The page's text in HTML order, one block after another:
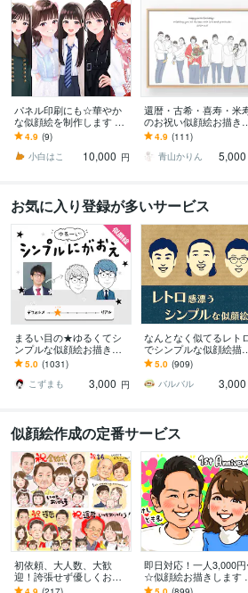
パネル印刷にも☆華やか
な似顔絵を制作します 多
様なサイズに対応可◎大
切な日の一枚に。
4.9 (9)
小白はこ
10,000 円
還暦・古希・喜寿・米
のお祝い似顔絵お描きし
ます 別々のお写真から
♪大切な人へ特別な記念
を贈りませんか？
4.9 (111)
青山かりん
5,000
お気に入り登録が多いサービス
まるい目の★ゆるくてシ
ンプルな似顔絵お描きし
ます ゆる～い感じにした
い、似すぎない方が‥と
いう方にオススメ！
5.0 (1031)
こずまも
3,000 円
なんとなく似てるレト
でシンプルな似顔絵描き
ます 懐かしくて新しい。
ほんのり昭和テイストの
やさしい似顔絵
5.0 (909)
バルバル
3,000
似顔絵作成の定番サービス
初依頼、大人数、大歓
迎！誇張せず優しくお描
きします 古希、還暦や敬
即日対応！一人3,000
☆似顔絵お描きします
ラス3,500円(着払)で、額